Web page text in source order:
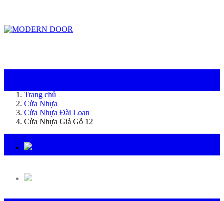
Trang chủ
Cửa Nhựa
Cửa Nhựa Đài Loan
Cửa Nhựa Giả Gỗ 12